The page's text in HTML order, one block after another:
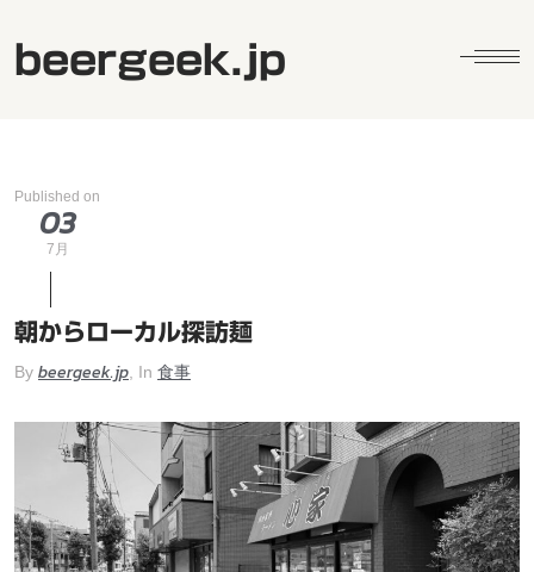
beergeek.jp
Published on
03
7月
朝からローカル探訪麺
By beergeek.jp , In 食事